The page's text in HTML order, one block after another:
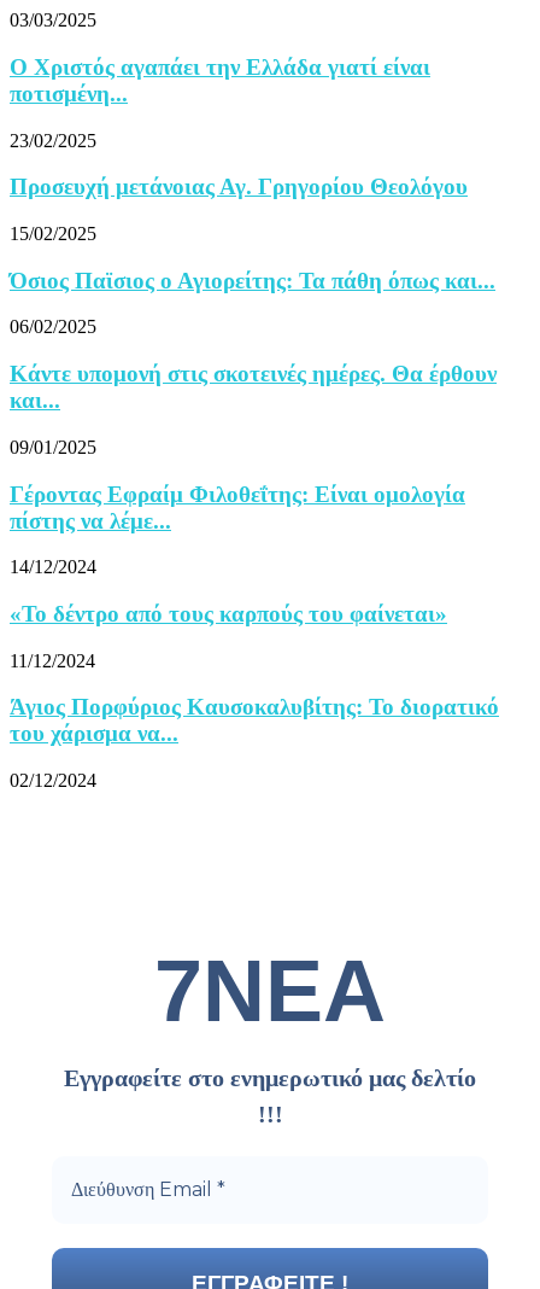
03/03/2025
Ο Χριστός αγαπάει την Ελλάδα γιατί είναι
ποτισμένη...
23/02/2025
Προσευχή μετάνοιας Αγ. Γρηγορίου Θεολόγου
15/02/2025
Όσιος Παϊσιος ο Αγιορείτης: Τα πάθη όπως και...
06/02/2025
Κάντε υπομονή στις σκοτεινές ημέρες. Θα έρθουν
και...
09/01/2025
Γέροντας Εφραίμ Φιλοθεΐτης: Eίναι ομολογία
πίστης να λέμε...
14/12/2024
«Το δέντρο από τους καρπούς του φαίνεται»
11/12/2024
Άγιος Πορφύριος Καυσοκαλυβίτης: Το διορατικό
του χάρισμα να...
02/12/2024
7ΝΕΑ
Εγγραφείτε στο ενημερωτικό μας δελτίο
!!!